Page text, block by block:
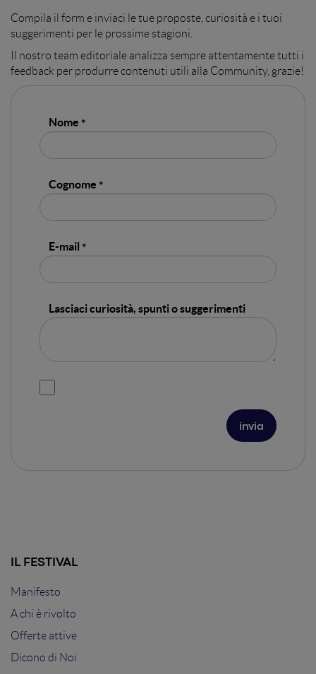
Compila il form e inviaci le tue proposte, curiosità e i tuoi
suggerimenti per le prossime stagioni.
Il nostro team editoriale analizza sempre attentamente tutti i
feedback per produrre contenuti utili alla Community, grazie!
Nome
Cognome
E-mail
Lasciaci curiosità, spunti o suggerimenti
IL FESTIVAL
Manifesto
A chi è rivolto
Offerte attive
Dicono di Noi